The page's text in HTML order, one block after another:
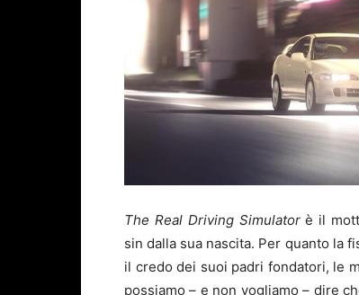
The Real Driving Simulatorè il
sin dalla sua nascita. Per quanto la
il credo dei suoi padri fondatori, le
possiamo – e non vogliamo – dire